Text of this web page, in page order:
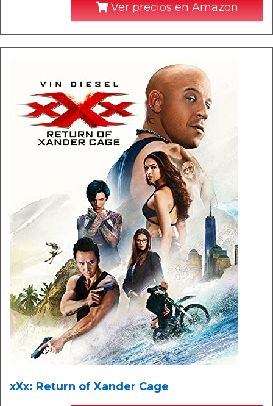
Ver precios en Amazon
xXx: Return of Xander Cage